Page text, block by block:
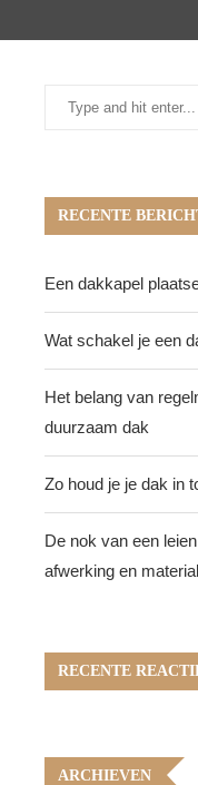
RECENTE
Een dakkapel
Wat schakel je een
Het belang van
duurzaam dak
Zo houd je je dak in
De nok van een
afwerking en
RECENTE
ARCHIEVEN